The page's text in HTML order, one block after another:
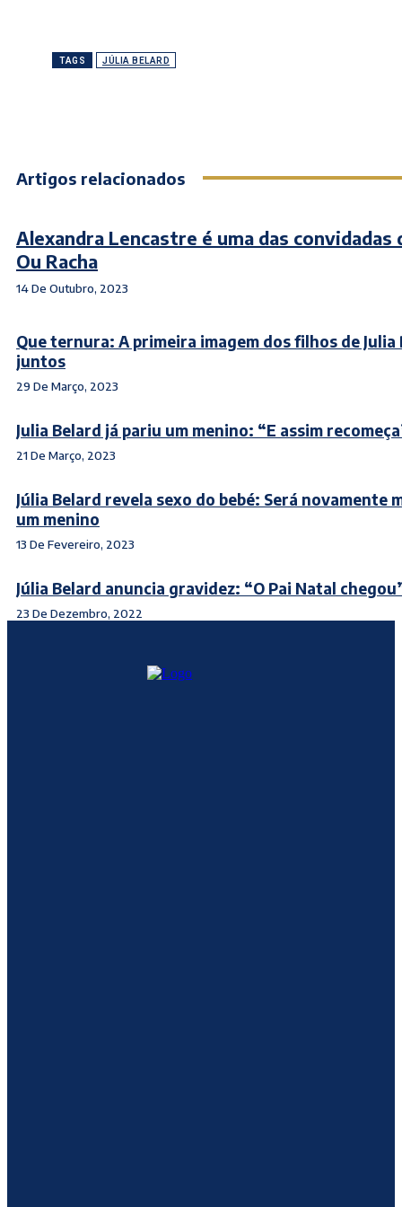
TAGS JÚLIA BELARD
Artigos relacionados
Alexandra Lencastre é uma das convidadas
Ou Racha
14 De Outubro, 2023
Que ternura: A primeira imagem dos filhos de Julia
juntos
29 De Março, 2023
Julia Belard já pariu um menino: “E assim
21 De Março, 2023
Júlia Belard revela sexo do bebé: Será novamente
um menino
13 De Fevereiro, 2023
Júlia Belard anuncia gravidez: “O Pai Natal
23 De Dezembro, 2022